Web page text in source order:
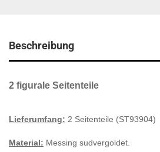
Beschreibung
2 figurale Seitenteile
Lieferumfang: 2 Seitenteile (ST93904)
Material: Messing sudvergoldet.